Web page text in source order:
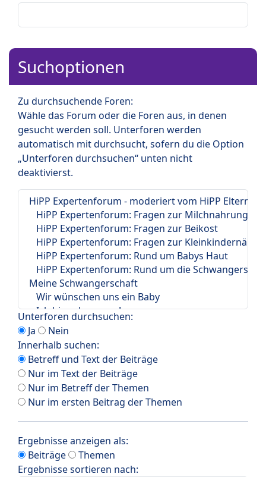
Suchoptionen
Zu durchsuchende Foren:
Wähle das Forum oder die Foren aus, in denen
gesucht werden soll. Unterforen werden
automatisch mit durchsucht, sofern du die Option
„Unterforen durchsuchen“ unten nicht
deaktivierst.
Unterforen durchsuchen:
Ja
Nein
Innerhalb suchen:
Betreff und Text der Beiträge
Nur im Text der Beiträge
Nur im Betreff der Themen
Nur im ersten Beitrag der Themen
Ergebnisse anzeigen als:
Beiträge
Themen
Ergebnisse sortieren nach: